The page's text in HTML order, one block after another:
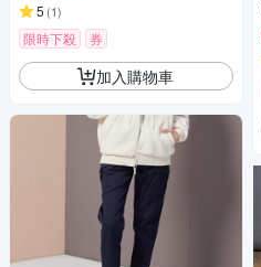
5 (1)
限時下殺 券
加入購物車